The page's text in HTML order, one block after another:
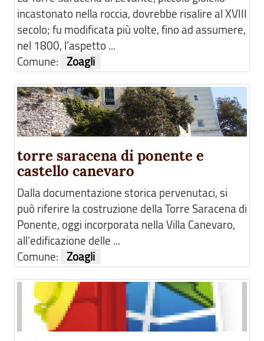
incastonato nella roccia, dovrebbe risalire al XVIII
secolo; fu modificata più volte, fino ad assumere,
nel 1800, l’aspetto ...
Comune: Zoagli
torre saracena di ponente e
castello canevaro
Dalla documentazione storica pervenutaci, si
può riferire la costruzione della Torre Saracena di
Ponente, oggi incorporata nella Villa Canevaro,
all’edificazione delle ...
Comune: Zoagli